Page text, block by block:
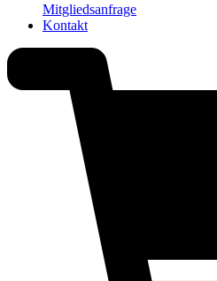
Mitgliedsanfrage
Kontakt